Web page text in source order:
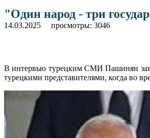
"Один народ - три
14.03.2025 просмотры: 3046
В интервью турецким СМИ Пашинян
турецкими представителями, когда во